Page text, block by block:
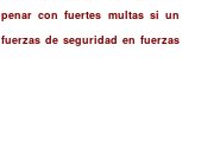
con fuertes multas si un
de seguridad en fuerzas